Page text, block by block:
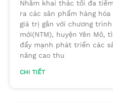
Nhằm khai thác tối đa
ra các sản phẩm hàng
giá trị gắn với chương
mới(NTM), huyện Yên Mô,
đẩy mạnh phát triển các
nâng cao thu
CHI TIẾT